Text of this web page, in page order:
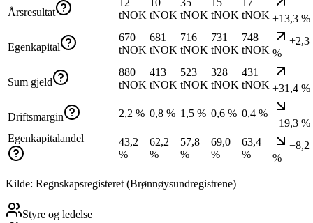
Årsresultat
tNOK tNOK tNOK tNOK tNOK +13,3 %
Egenkapital
670
tNOK
681
tNOK
716
tNOK
731
tNOK
748
tNOK
+2,3
%
Sum gjeld
880
tNOK
413
tNOK
523
tNOK
328
tNOK
431
tNOK +31,4 %
Driftsmargin 2,2 % 0,8 % 1,5 % 0,6 % 0,4 %
−19,3 %
Egenkapitalandel
43,2
%
62,2
%
57,8
%
69,0
%
63,4
%
−8,2
%
Kilde: Regnskapsregisteret (Brønnøysundregistrene)
Styre og ledelse